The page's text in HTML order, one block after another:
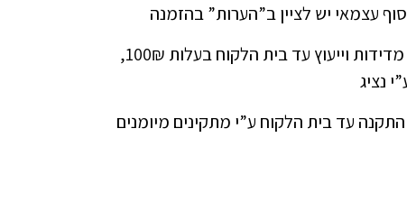
ניתן להזמין שירות מדידות וייעוץ עד בית הלקוח בעלות 100₪,
נציג
התקנה עד בית הלקוח ע”י מתקינים מיומנים